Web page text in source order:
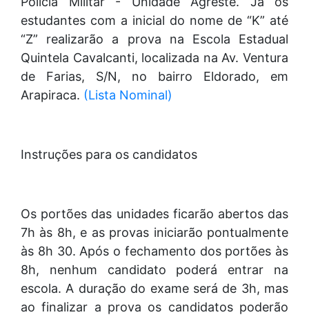
estudantes com a inicial do nome de “K” até
“Z” realizarão a prova na Escola Estadual
Quintela Cavalcanti, localizada na Av. Ventura
de Farias, S/N, no bairro Eldorado, em
Arapiraca. (Lista Nominal)
Instruções para os candidatos
Os portões das unidades ficarão abertos das
7h às 8h, e as provas iniciarão pontualmente
às 8h 30. Após o fechamento dos portões às
8h, nenhum candidato poderá entrar na
escola. A duração do exame será de 3h, mas
ao finalizar a prova os candidatos poderão